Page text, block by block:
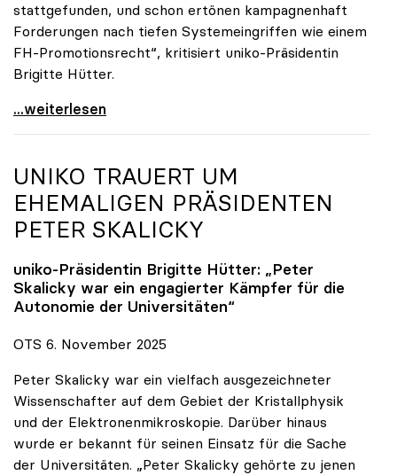
stattgefunden, und schon ertönen kampagnenhaft
Forderungen nach tiefen Systemeingriffen wie einem
FH-Promotionsrecht“, kritisiert uniko-Präsidentin
Brigitte Hütter.
„Deplatzierte Kampagne“: uniko irritiert über
...weiterlesen
UNIKO TRAUERT UM
EHEMALIGEN PRÄSIDENTEN
PETER SKALICKY
uniko-Präsidentin Brigitte Hütter: „Peter
Skalicky war ein engagierter Kämpfer für die
Autonomie der Universitäten“
OTS 6. November 2025
Peter Skalicky war ein vielfach ausgezeichneter
Wissenschafter auf dem Gebiet der Kristallphysik
und der Elektronenmikroskopie. Darüber hinaus
wurde er bekannt für seinen Einsatz für die Sache
der Universitäten. „Peter Skalicky gehörte zu jenen